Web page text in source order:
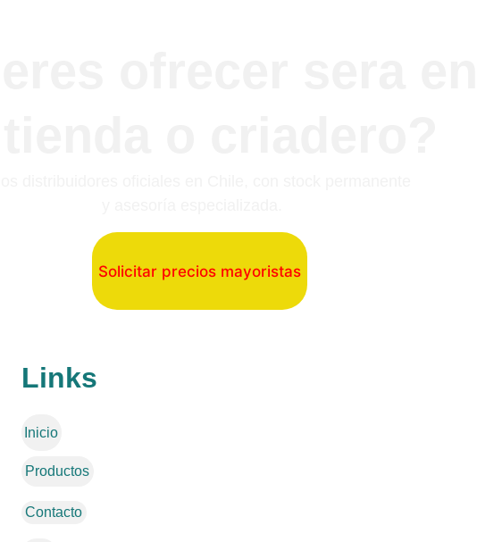
Solicitar precios mayoristas
Inicio
Links
Productos
Contacto